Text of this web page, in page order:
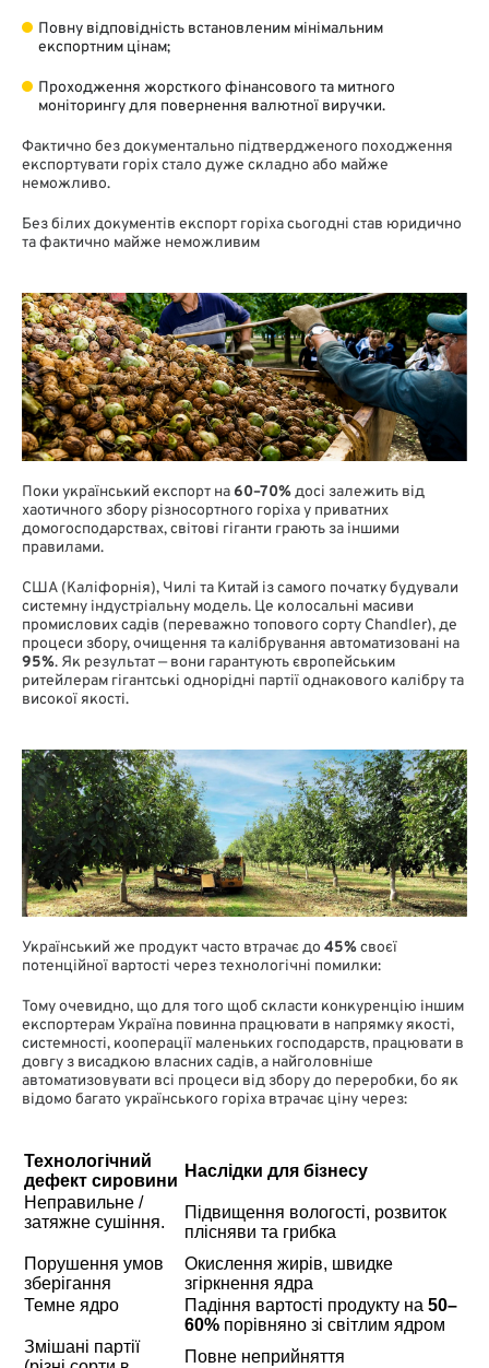
Повну відповідність встановленим мінімальним
експортним цінам;
Проходження жорсткого фінансового та митного
моніторингу для повернення валютної виручки.
Фактично без документально підтвердженого походження
експортувати горіх стало дуже складно або майже
неможливо.
Без білих документів експорт горіха сьогодні став юридично
та фактично майже неможливим
Поки український експорт на 60–70%досі залежить від
хаотичного збору різносортного горіха у приватних
домогосподарствах, світові гіганти грають за іншими
правилами.
США (Каліфорнія), Чилі та Китай із самого початку будували
системну індустріальну модель. Це колосальні масиви
промислових садів (переважно топового сорту Chandler), де
процеси збору, очищення та калібрування автоматизовані на
95%. Як результат — вони гарантують європейським
ритейлерам гігантські однорідні партії однакового калібру та
високої якості.
Український же продукт часто втрачає до 45%своєї
потенційної вартості через технологічні помилки:
Тому очевидно, що для того щоб скласти конкуренцію іншим
експортерам Україна повинна працювати в напрямку якості,
системності, кооперації маленьких господарств, працювати в
довгу з висадкою власних садів, а найголовніше
автоматизовувати всі процеси від збору до переробки, бо як
відомо багато українського горіха втрачає ціну через:
Технологічний
дефект сировини
Наслідки для бізнесу
Неправильне /
затяжне сушіння.
Підвищення вологості, розвиток
плісняви та грибка
Порушення умов
зберігання
Окислення жирів, швидке
згіркнення ядра
Темне ядро
Падіння вартості продукту на 50–
60% порівняно зі світлим ядром
Змішані партії
Повне неприйняття